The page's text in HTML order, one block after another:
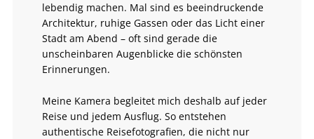
lebendig machen. Mal sind es beeindruckende
Architektur, ruhige Gassen oder das Licht einer
Stadt am Abend – oft sind gerade die
unscheinbaren Augenblicke die schönsten
Erinnerungen.
Meine Kamera begleitet mich deshalb auf jeder
Reise und jedem Ausflug. So entstehen
authentische Reisefotografien, die nicht nur